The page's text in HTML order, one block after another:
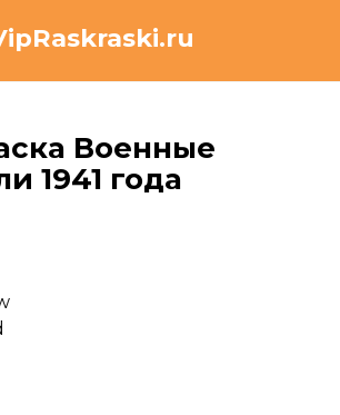
Военные
1941 года